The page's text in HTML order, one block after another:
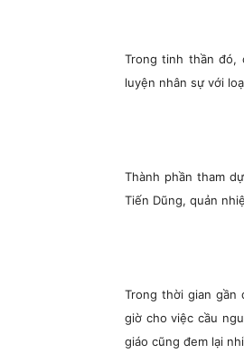
Trong tinh thần đó,
luyện nhân sự với
Thành phần tham
Tiến Dũng, quản
Trong thời gian gần
giờ cho việc cầu
giáo cũng đem lại